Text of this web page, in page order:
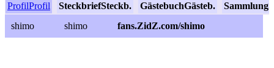
ProfilProfil SteckbriefSteckb. GästebuchGästeb. Sammlung
shimo
shimo fans.ZidZ.com/shimo